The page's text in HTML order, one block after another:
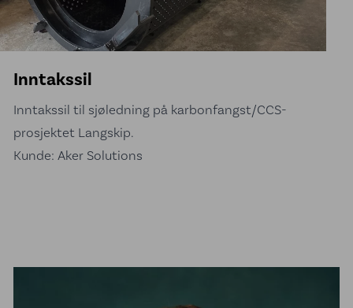
Inntakssil
Inntakssil til sjøledning på karbonfangst/CCS-
prosjektet Langskip.
Kunde: Aker Solutions